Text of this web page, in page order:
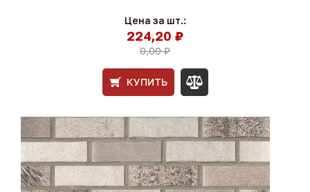
Цена за шт.:
224,20 ₽
0,00 ₽
КУПИТЬ